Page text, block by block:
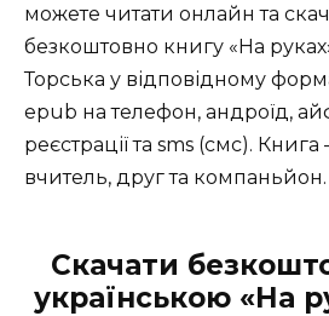
можете читати онлайн та
безкоштовно книгу «На
Торська у відповідному
epub на телефон, андроїд,
реєстрації та sms (смс).
вчитель, друг та компаньйон.
Скачати
українською «На